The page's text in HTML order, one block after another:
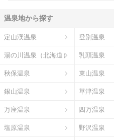
温泉地から探す
定山渓温泉 登別温泉
湯の川温泉（北海道） 乳頭温泉
秋保温泉 東山温泉
銀山温泉 草津温泉
万座温泉 四万温泉
塩原温泉 野沢温泉